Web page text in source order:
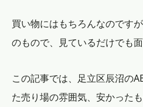
買い物にはもちろんなのです
のもので、見ているだけでも面
この記事では、足立区辰沼の
た売り場の雰囲気、安かった